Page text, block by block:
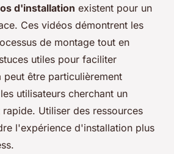
d'installation existent pour un
Ces vidéos démontrent les
de montage tout en
utiles pour faciliter
peut être particulièrement
utilisateurs cherchant un
Utiliser des ressources
l'expérience d'installation plus